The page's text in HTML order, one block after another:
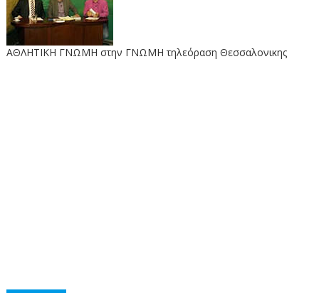
ΑΘΛΗΤΙΚΗ ΓΝΩΜΗ στην ΓΝΩΜΗ τηλεόραση Θεσσαλονικης